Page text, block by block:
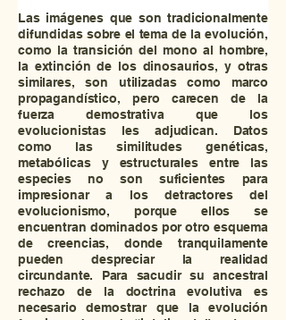
Las imágenes que son tradicionalmente
difundidas sobre el tema de la evolución,
como la transición del mono al hombre,
la extinción de los dinosaurios, y otras
similares, son utilizadas como marco
propagandístico, pero carecen de la
fuerza demostrativa que los
evolucionistas les adjudican. Datos
como las similitudes genéticas,
metabólicas y estructurales entre las
especies no son suficientes para
impresionar a los detractores del
evolucionismo, porque ellos se
encuentran dominados por otro esquema
de creencias, donde tranquilamente
pueden despreciar la realidad
circundante. Para sacudir su ancestral
rechazo de la doctrina evolutiva es
necesario demostrar que la evolución